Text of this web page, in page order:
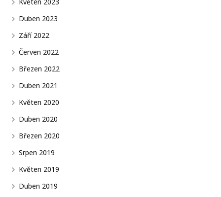
Duben 2023
Září 2022
Červen 2022
Březen 2022
Duben 2021
Květen 2020
Duben 2020
Březen 2020
Srpen 2019
Květen 2019
Duben 2019